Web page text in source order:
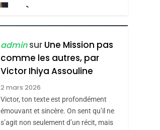
FIÈRE, DIGNE ET
RÉSILIENTE :
POURQUOI JE
REVENDIQUE MA
JUDAÏTE Par Thérèse
Zrihen-Dvir
ISRAÉL JUDAISME
CE QUI NOUS
MANQUE – Jacques
Hadida
JUDAISME
adminsur Une Mission pas
comme les autres, par
Victor Ihiya Assouline
2 mars 2026
Victor, ton texte est profondément
émouvant et sincère. On sent qu’il ne
s’agit non seulement d’un récit, mais